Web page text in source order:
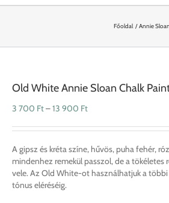
Főoldal Annie
Old White Annie Sloan Chalk
3 700 Ft–13 900 FtÁrtartomány:
700 Ft
13
900 Ft
A gipsz és kréta színe, hűvös, puha fehér,
mindenhez remekül passzol, de a tökéletes
vele. Az Old White-ot használhatjuk a
tónus eléréséig.